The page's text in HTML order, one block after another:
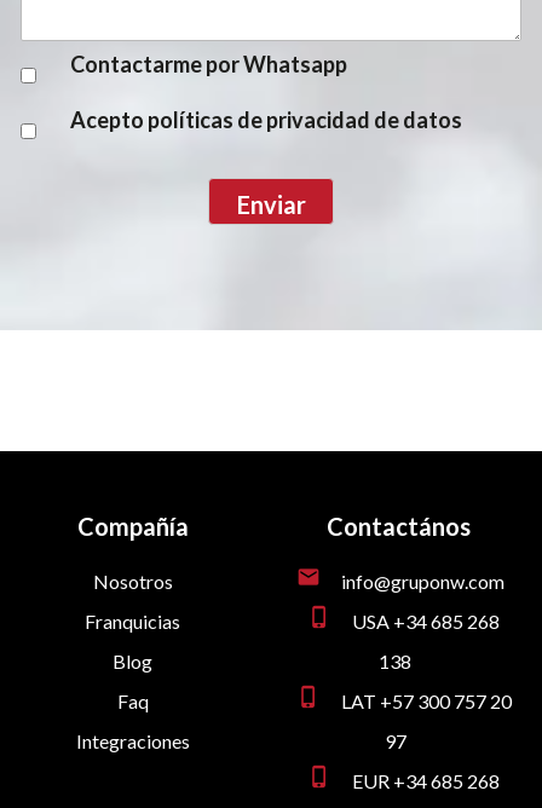
Contactarme por Whatsapp
Acepto políticas de privacidad de datos
Contactános
mail info@gruponw.com
phone_iphone
USA +34 685 268
138
phone_iphone
LAT +57 300 757 20
97
phone_iphone
EUR +34 685 268
Compañía
Nosotros
Franquicias
Blog
Faq
Integraciones